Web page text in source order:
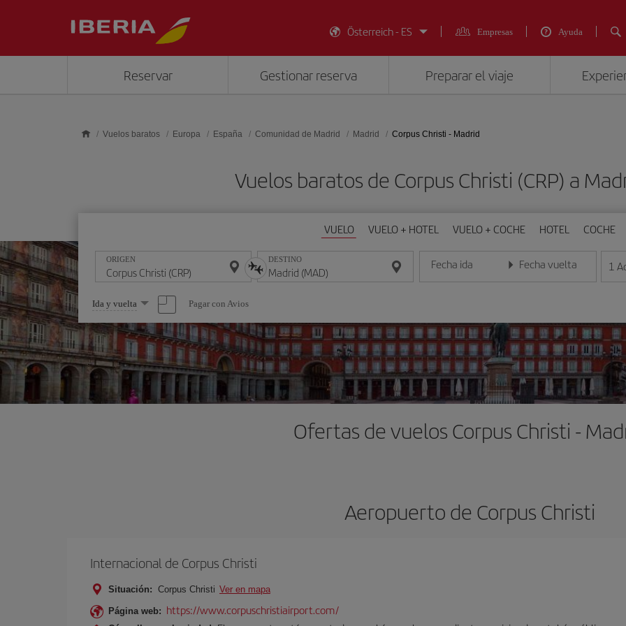
Österreich - ES
Empresas Ayuda
Reservar Gestionar reserva Preparar el viaje
Vuelos baratos Europa España Comunidad de Madrid Madrid Corpus Christi - Madrid
Vuelos baratos de Corpus Christi (CRP) a
VUELO VUELO + HOTEL VUELO + COCHE HOTEL COCHE
ORIGEN DESTINO Fecha ida
Introduce la fecha en formato día/mes/año
Fecha vuelta
Introduce la fecha en 1
Seleccione
una
opción
Ida y vuelta Pagar con Avios
Ofertas de vuelos Corpus Christi -
Aeropuerto de Corpus Christi
Internacional de Corpus Christi
Situación: Corpus Christi Ver en mapa
Página web: https://www.corpuschristiairport.com/